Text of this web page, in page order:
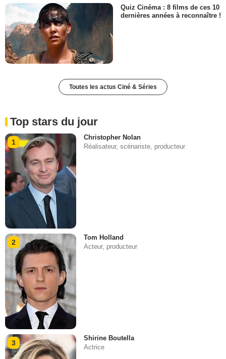
Quiz Cinéma : 8 films de ces 10
dernières années à reconnaître !
Toutes les actus Ciné & Séries
Top stars du jour
1
Christopher Nolan
Réalisateur, scénariste, producteur
2
Tom Holland
Acteur, producteur
3
Shirine Boutella
Actrice